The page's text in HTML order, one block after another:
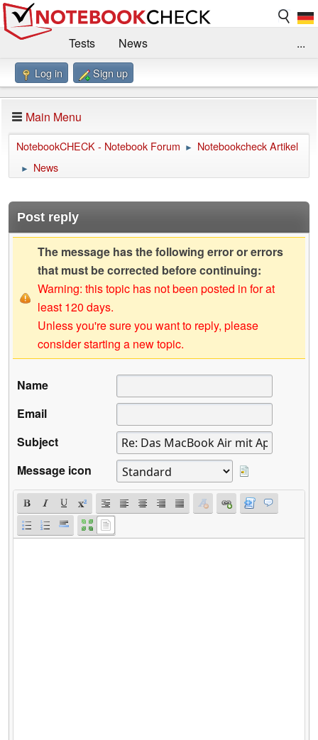
Tests
News
Benchmarks / Technik
Forum
Impressum
...
Log in Sign up
Main Menu
NotebookCHECK - Notebook Forum ► Notebookcheck Artikel
► News
Post reply
The message has the following error or errors
that must be corrected before continuing:
Warning: this topic has not been posted in for at
least 120 days.
Unless you're sure you want to reply, please
consider starting a new topic.
Name
Email
Subject
Message icon